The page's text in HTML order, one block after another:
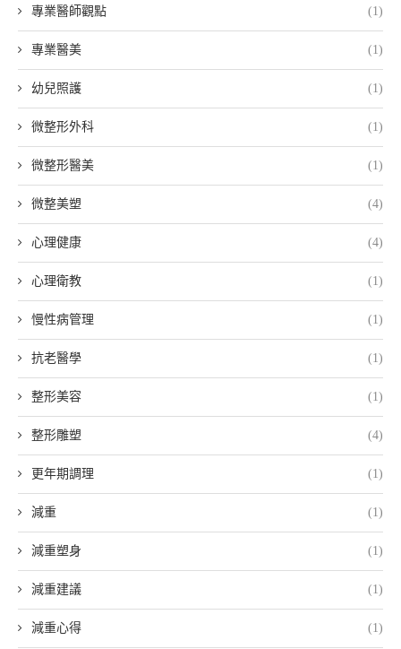
專業醫師觀點 (1)
專業醫美 (1)
幼兒照護 (1)
微整形外科 (1)
微整形醫美 (1)
微整美塑 (4)
心理健康 (4)
心理衛教 (1)
慢性病管理 (1)
抗老醫學 (1)
整形美容 (1)
整形雕塑 (4)
更年期調理 (1)
減重 (1)
減重塑身 (1)
減重建議 (1)
減重心得 (1)